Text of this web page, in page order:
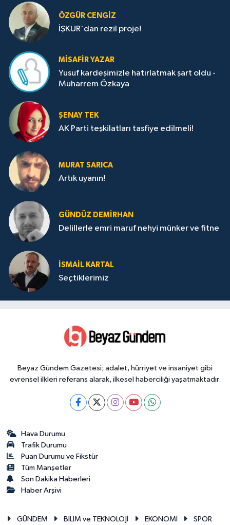
ÖZGÜR CENGIZ
İŞKUR'dan rezil proje!
MISAFIR YAZAR
Yusuf kardeşimizle hatırlatmak şart oldu -
Muharrem Özkaya
ŞENAY TEK
AK Parti teşkilatları tasfiye edilmeli!
MURAT SARICA
Artık uyanın!
GÜNDÜZ DEMIRHAN
Delillerle emri maruf nehyi münker ve fitne
İSMAIL KARTAL
Seçtiklerimiz
Beyaz Gündem Gazetesi; adalet, hürriyet ve insaniyet gibi
evrensel ilkleri referans alarak, ilkesel haberciliği yaşatmaktadır.
Hava Durumu
Trafik Durumu
Puan Durumu ve Fikstür
Tüm Manşetler
Son Dakika Haberleri
Haber Arşivi
GÜNDEM BİLİM ve TEKNOLOJİ EKONOMİ SPOR